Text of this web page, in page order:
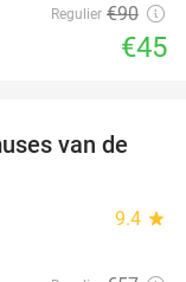
Regulier €90
€45
48%
van de
9.4 star